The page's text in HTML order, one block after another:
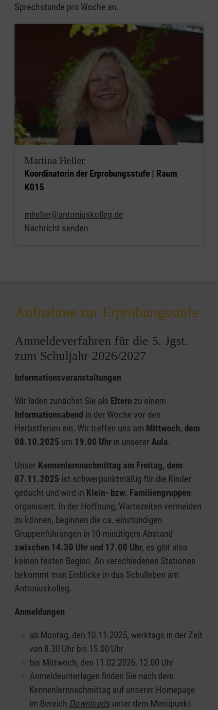
Sprechstunde pro Woche an.
Martina Heller
Koordinatorin der Erprobungsstufe | Raum
K015
mheller@antoniuskolleg.de
Nachricht senden
Aufnahme zur Erprobungsstufe
Anmeldeverfahren für die 5. Jgst.
zum Schuljahr 2026/2027
Informationsveranstaltungen
Wir laden zunächst Sie als Eltern zu einem
Informationsabend in der Woche vor den
Herbstferien ein. Wir treffen uns am Mittwoch, dem
08.10.2025 um 19.00 Uhr in unserer Aula.
Unser Kennenlernnachmittag am Freitag, dem
07.11.2025 ist schwerpunktmäßig für die Kinder
gedacht und wird in Klein- bzw. Familiengruppen
organisiert. In der Hoffnung, Wartezeiten vermeiden
zu können, beginnen die ca. einstündigen
Gruppenführungen in 10-minütigem Abstand
zwischen 14.30 Uhr und 17.00 Uhr, es gibt also
keinen festen Beginn. An verschiedenen Stationen
bekommt man Einblicke in das Schulleben am
Antoniuskolleg.
Anmeldungen
ab Montag, den 10.11.2025, werktags in der Zeit
von 8.30 Uhr bis 15.00 Uhr
bis Mittwoch, den 11.02.2026, 12.00 Uhr
Anmeldeunterlagen finden Sie nach dem
Kennenlernnachmittag auf unserer Homepage
im Bereich Downloadsunter dem Menüpunkt